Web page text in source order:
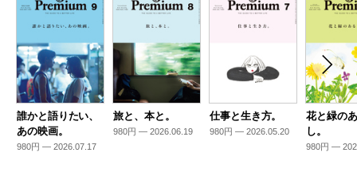
誰かと語りたい、
あの映画。
980円 — 2026.07.17
旅と、本と。
980円 — 2026.06.19
仕事と生き方。
980円 — 2026.05.20
花と緑の
し。
980円 —